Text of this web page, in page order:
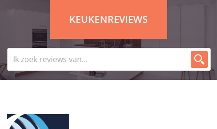
KEUKENREVIEWS